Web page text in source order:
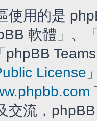
使用的是
軟體」、
phpBB
License
交流，